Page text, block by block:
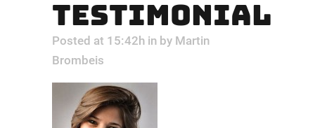
TESTIMONIAL
Posted at 15:42h in by Martin
Brombeis